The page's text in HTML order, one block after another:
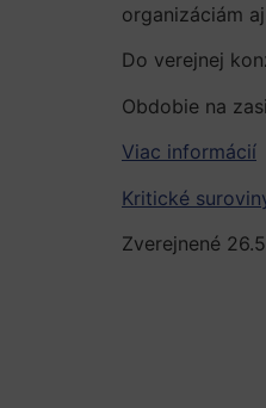
organizáciám
Do verejnej
Obdobie na
Viac informácií
Kritické
Zverejnené